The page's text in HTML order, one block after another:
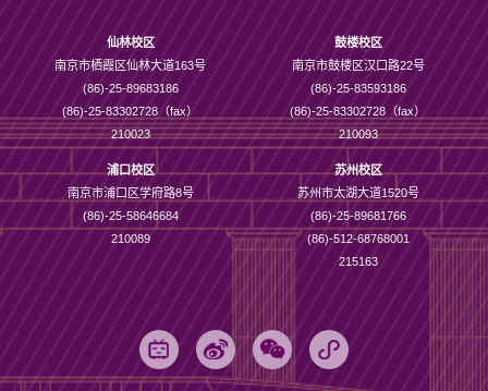
仙林校区
南京市栖霞区仙林大道163号
(86)-25-89683186
(86)-25-83302728（fax）
210023
鼓楼校区
南京市鼓楼区汉口路22号
(86)-25-83593186
(86)-25-83302728（fax）
210093
浦口校区
南京市浦口区学府路8号
(86)-25-58646684
210089
苏州校区
苏州市太湖大道1520号
(86)-25-89681766
(86)-512-68768001
215163